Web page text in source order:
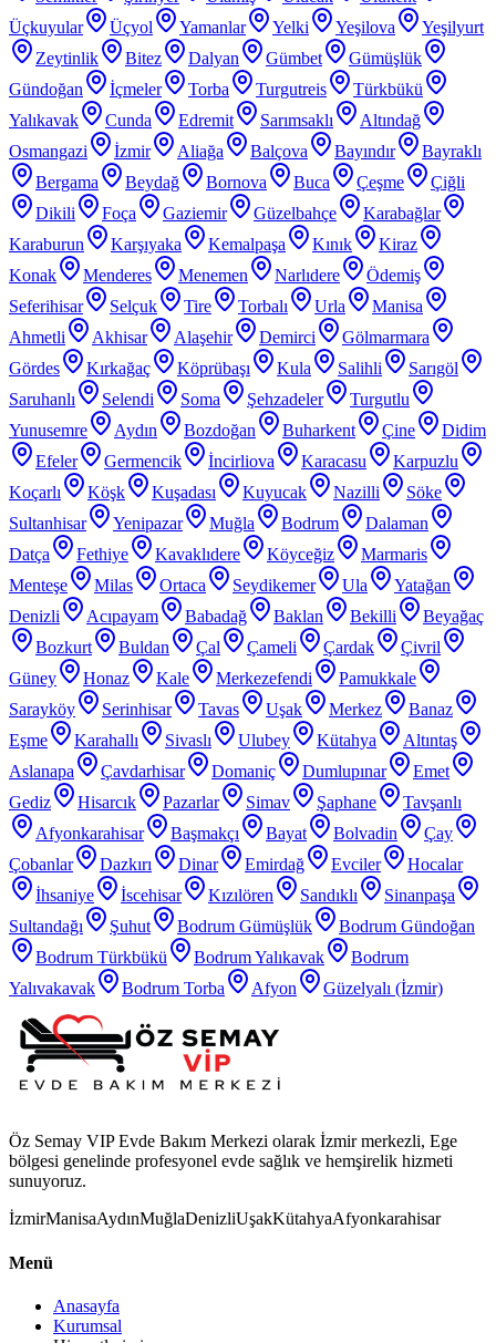
Üçkuyular
Üçyol Yamanlar Yelki Yeşilova
Yeşilyurt
Zeytinlik
Bitez Dalyan Gümbet
Gümüşlük
Gündoğan
İçmeler Torba Turgutreis
Türkbükü
Yalıkavak
Cunda Edremit Sarımsaklı
Altındağ
Osmangazi
İzmir Aliağa Balçova Bayındır
Bayraklı
Bergama
Beydağ Bornova Buca Çeşme
Çiğli
Dikili
Foça Gaziemir Güzelbahçe
Karabağlar
Karaburun
Karşıyaka Kemalpaşa Kınık
Kiraz
Konak
Menderes Menemen Narlıdere
Ödemiş
Seferihisar
Selçuk Tire Torbalı Urla
Manisa
Ahmetli
Akhisar Alaşehir Demirci
Gölmarmara
Gördes
Kırkağaç Köprübaşı Kula Salihli
Sarıgöl
Saruhanlı
Selendi Soma Şehzadeler
Turgutlu
Yunusemre
Aydın Bozdoğan Buharkent Çine
Didim
Efeler
Germencik İncirliova Karacasu
Karpuzlu
Koçarlı
Köşk Kuşadası Kuyucak Nazilli
Söke
Sultanhisar
Yenipazar Muğla Bodrum
Dalaman
Datça
Fethiye Kavaklıdere Köyceğiz
Marmaris
Menteşe
Milas Ortaca Seydikemer Ula
Yatağan
Denizli
Acıpayam Babadağ Baklan Bekilli
Beyağaç
Bozkurt
Buldan Çal Çameli Çardak
Çivril
Güney
Honaz Kale Merkezefendi
Pamukkale
Sarayköy
Serinhisar Tavas Uşak Merkez
Banaz
Eşme
Karahallı Sivaslı Ulubey Kütahya
Altıntaş
Aslanapa
Çavdarhisar Domaniç Dumlupınar
Emet
Gediz
Hisarcık Pazarlar Simav Şaphane
Tavşanlı
Afyonkarahisar
Başmakçı Bayat Bolvadin
Çay
Çobanlar
Dazkırı Dinar Emirdağ Evciler
Hocalar
İhsaniye
İscehisar Kızılören Sandıklı
Sinanpaşa
Sultandağı
Şuhut Bodrum Gümüşlük
Bodrum Gündoğan
Bodrum Türkbükü
Bodrum Yalıkavak
Bodrum
Yalıvakavak
Bodrum Torba Afyon Güzelyalı (İzmir)
Öz Semay VIP Evde Bakım Merkezi olarak İzmir merkezli, Ege
bölgesi genelinde profesyonel evde sağlık ve hemşirelik hizmeti
sunuyoruz.
İzmirManisaAydınMuğlaDenizliUşakKütahyaAfyonkarahisar
Menü
Anasayfa
Kurumsal